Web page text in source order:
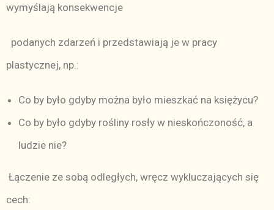
wymyślają konsekwencje
podanych zdarzeń i przedstawiają je w pracy
plastycznej, np.:
Co by było gdyby można było mieszkać na księżycu?
Co by było gdyby rośliny rosły w nieskończoność, a
ludzie nie?
Łączenie ze sobą odległych, wręcz wykluczających się
cech: